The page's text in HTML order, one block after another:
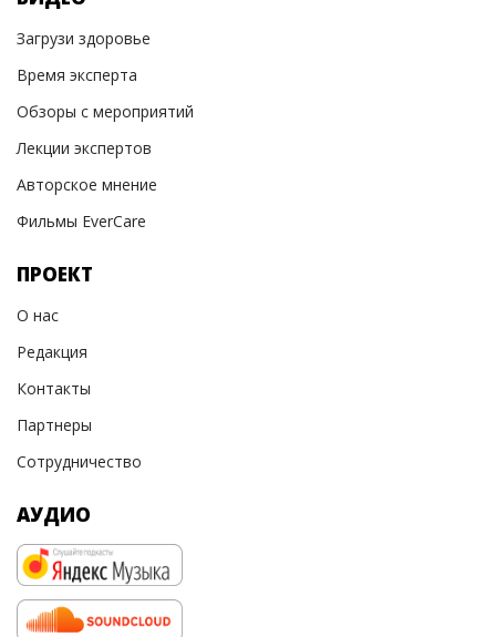
Загрузи здоровье
Время эксперта
Обзоры с мероприятий
Лекции экспертов
Авторское мнение
Фильмы EverCare
ПРОЕКТ
О нас
Редакция
Контакты
Партнеры
Сотрудничество
АУДИО